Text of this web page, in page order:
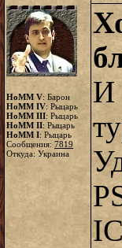
HoMM V: Барон
HoMM IV: Рыцарь
HoMM III: Рыцарь
HoMM II: Рыцарь
HoMM I: Рыцарь
Сообщения: 7819
Откуда: Украина
И